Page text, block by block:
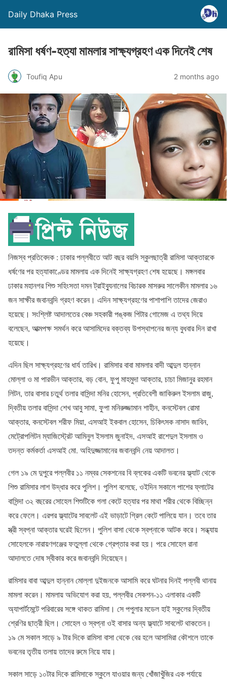
Daily Dhaka Press
রামিসা ধর্ষণ-হত্যা মামলার সাক্ষ্যগ্রহণ এক দিনেই শেষ
Toufiq Apu 2 months ago
নিজস্ব প্রতিবেদক : ঢাকার পল্লবীতে আট বছর বয়সি স্কুলছাত্রী রামিসা আক্তারকে
ধর্ষণের পর হত্যাকাণ্ডের মামলায় এক দিনেই সাক্ষ্যগ্রহণ শেষ হয়েছে। মঙ্গলবার
ঢাকার মহানগর শিশু সহিংসতা দমন ট্রাইব্যুনালের বিচারক মাসরুর সালেকীন মামলার ১৬
জন সাক্ষীর জবানবন্দি গ্রহণ করেন। এদিন সাক্ষ্যগ্রহণের পাশাপাশি তাদের জেরাও
হয়েছে। সংশ্লিষ্ট আদালতের বেঞ্চ সহকারী পঙ্কজ পিটার গোমেজ এ তথ্য দিয়ে
বলেছেন, আত্মপক্ষ সমর্থন করে আসামিদের বক্তব্য উপস্থাপনের জন্য বুধবার দিন রাখা
হয়েছে।
এদিন ছিল সাক্ষ্যগ্রহণের ধার্য তারিখ। রামিসার বাবা মামলার বাদী আব্দুল হান্নান
মোল্লা ও মা পারভীন আক্তার, বড় বোন, ফুপু মাহমুদা আক্তার, চাচা মিজানুর রহমান
লিটন, তার বাসার চতুর্থ তলার বাসিন্দা মনির হোসেন, প্রতিবেশী জাকিরুল ইসলাম রাজু,
দ্বিতীয় তলার বাসিন্দা শেখ আবু সামা, ফুপা মনিরুজ্জামান শাহীন, কনস্টেবল রোমা
আক্তার, কনস্টেবল শরীফ মিয়া, এসআই ইকবাল হোসেন, চিকিৎসক নাসাদ জাবিন,
মেট্রোপলিটন ম্যাজিস্ট্রেট আমিনুল ইসলাম জুনাইদ, এসআই রাশেদুল ইসলাম ও
তদন্ত কর্মকর্তা এসআই মো. অহিদুজ্জামানের জবানবন্দি নেয় আদালত।
গেল ১৯ মে দুপুরে পল্লবীর ১১ নম্বর সেকশনের বি ব্লকের একটি ভবনের ফ্ল্যাট থেকে
শিশু রামিসার লাশ উদ্ধার করে পুলিশ। পুলিশ বলেছে, ওইদিন সকালে পাশের ফ্লাটের
বাসিন্দা ৩২ বছরের সোহেল শিশুটিকে গলা কেটে হত্যার পর মাথা শরীর থেকে বিচ্ছিন্ন
করে ফেলে। এরপর ফ্ল্যাটের সাবলেট এই ভাড়াটে গ্রিল কেটে পালিয়ে যান। তবে তার
স্ত্রী স্বপ্না আক্তার ঘরেই ছিলেন। পুলিশ বাসা থেকে স্বপ্নাকে আটক করে। সন্ধ্যায়
সোহেলকে নারায়ণগঞ্জের ফতুল্লা থেকে গ্রেপ্তার করা হয়। পরে সোহেল রানা
আদালতে দোষ স্বীকার করে জবানবন্দি দিয়েছেন।
রামিসার বাবা আব্দুল হান্নান মোল্লা দুইজনকে আসামি করে ঘটনার দিনই পল্লবী থানায়
মামলা করেন। মামলায় অভিযোগ করা হয়, পল্লবীর সেকশন-১১ এলাকার একটি
অ্যাপার্টমেন্টে পরিবারের সঙ্গে থাকত রামিসা। সে পপুলার মডেল হাই স্কুলের দ্বিতীয়
শ্রেণির ছাত্রী ছিল। সোহেল ও স্বপ্না ওই বাসার অন্য ফ্ল্যাটে সাবলেট থাকতেন।
১৯ মে সকাল সাড়ে ৯ টার দিকে রামিসা বাসা থেকে বের হলে আসামিরা কৌশলে তাকে
ভবনের তৃতীয় তলায় তাদের রুমে নিয়ে যায়।
সকাল সাড়ে ১০টার দিকে রামিসাকে স্কুলে যাওয়ার জন্য খোঁজাখুঁজির এক পর্যায়ে